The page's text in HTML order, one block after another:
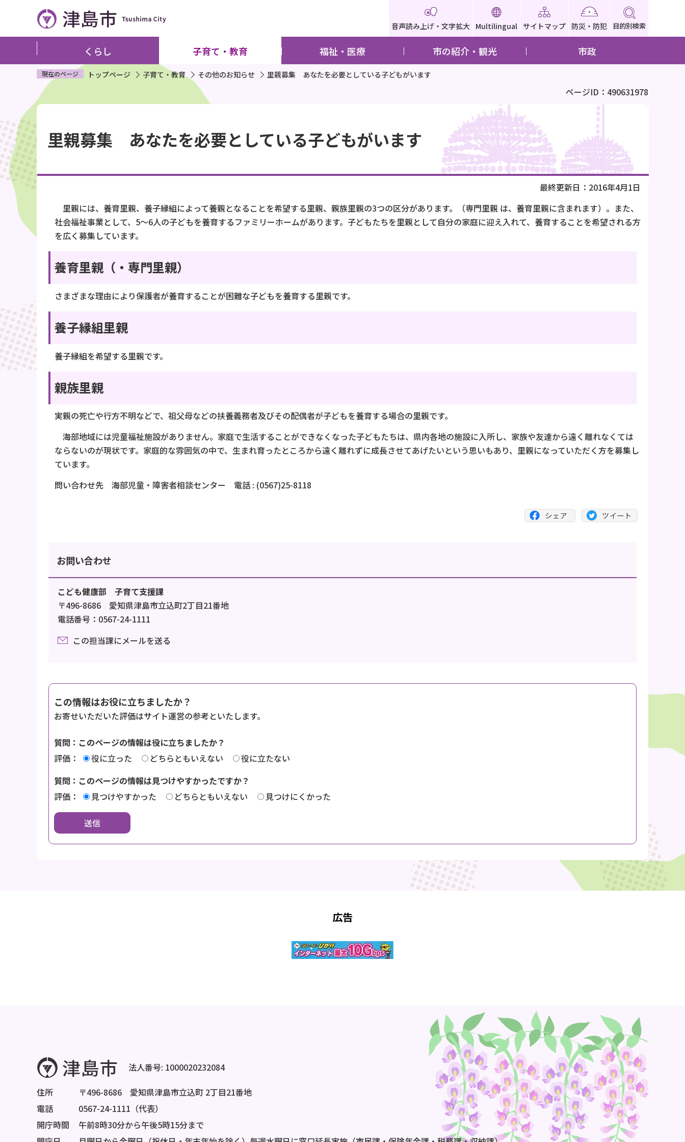
ペ
ジ
す
音声読み上げ・文字拡大 Multilingual サイトマップ 防災・防犯 目的別検索
くらし 子育て・教育 福祉・医療 市の紹介・観光 市政
現在のページ トップページ 子育て・教育 その他のお知らせ 里親募集 あなたを必要としている子どもがいます
ページID：490631978
文
こ
こ
か
ら
里親募集 あなたを必要としている子どもがいます
最終更新日：2016年4月1日
里親には、養育里親、養子縁組によって養親となることを希望する里親、親族里親の3つの区分があります。（専門里親 は、養育里親に含まれます）。また、
社会福祉事業として、5～6人の子どもを養育するファミリーホームがあります。子どもたちを里親として自分の家庭に迎え入れて、養育することを希望される方
を広く募集しています。
養育里親（・専門里親）
さまざまな理由により保護者が養育することが困難な子どもを養育する里親です。
養子縁組里親
養子縁組を希望する里親です。
親族里親
実親の死亡や行方不明などで、祖父母などの扶養義務者及びその配偶者が子どもを養育する場合の里親です。
海部地域には児童福祉施設がありません。家庭で生活することができなくなった子どもたちは、県内各地の施設に入所し、家族や友達から遠く離れなくては
ならないのが現状です。家庭的な雰囲気の中で、生まれ育ったところから遠く離れずに成長させてあげたいという思いもあり、里親になっていただく方を募集し
ています。
問い合わせ先 海部児童・障害者相談センター 電話 : (0567)25-8118
お問い合わせ
こども健康部 子育て支援課
〒496-8686 愛知県津島市立込町2丁目21番地
電話番号：0567-24-1111
この担当課にメールを送る
この情報はお役に立ちましたか？
お寄せいただいた評価はサイト運営の参考といたします。
質問：このページの情報は役に立ちましたか？
評価：
役に立った どちらともいえない
役に立たない
質問：このページの情報は見つけやすかったですか？
評価：
見つけやすかった どちらともいえない 見つけにくかった
広告
法人番号: 1000020232084
住所
〒496-8686 愛知県津島市立込町 2丁目21番地
電話
0567-24-1111（代表）
開庁時間
午前8時30分から午後5時15分まで